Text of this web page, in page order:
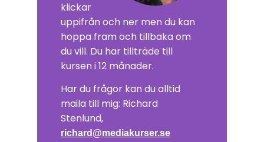
klickar
uppifrån och ner men du kan
hoppa fram och tillbaka om
du vill. Du har tillträde till
kursen i 12 månader.
Har du frågor kan du alltid
maila till mig: Richard
Stenlund,
richard@mediakurser.se